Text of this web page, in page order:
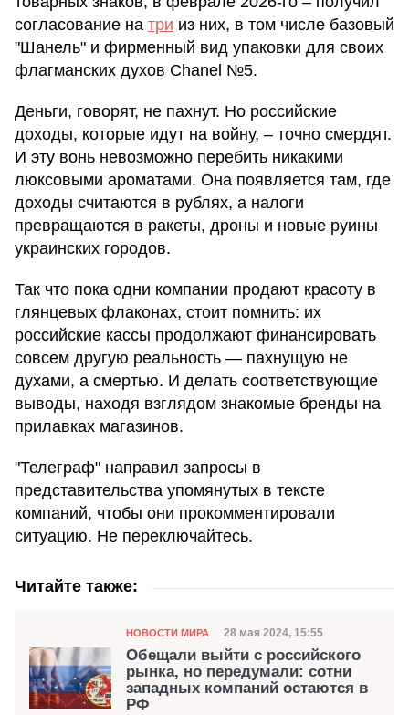
согласование на три из них, в том числе базовый
"Шанель" и фирменный вид упаковки для своих
флагманских духов Chanel №5.
Деньги, говорят, не пахнут. Но российские
доходы, которые идут на войну, – точно смердят.
И эту вонь невозможно перебить никакими
люксовыми ароматами. Она появляется там, где
доходы считаются в рублях, а налоги
превращаются в ракеты, дроны и новые руины
украинских городов.
Так что пока одни компании продают красоту в
глянцевых флаконах, стоит помнить: их
российские кассы продолжают финансировать
совсем другую реальность — пахнущую не
духами, а смертью. И делать соответствующие
выводы, находя взглядом знакомые бренды на
прилавках магазинов.
"Телеграф" направил запросы в
представительства упомянутых в тексте
компаний, чтобы они прокомментировали
ситуацию. Не переключайтесь.
Читайте также:
Категория
НОВОСТИ МИРА Дата публикации
28 мая 2024, 15:55
Обещали выйти с российского
рынка, но передумали: сотни
западных компаний остаются в
РФ